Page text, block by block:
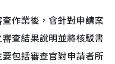
作業後，會針對申請案
查結果說明並將核駁書
包括審查官對申請者所